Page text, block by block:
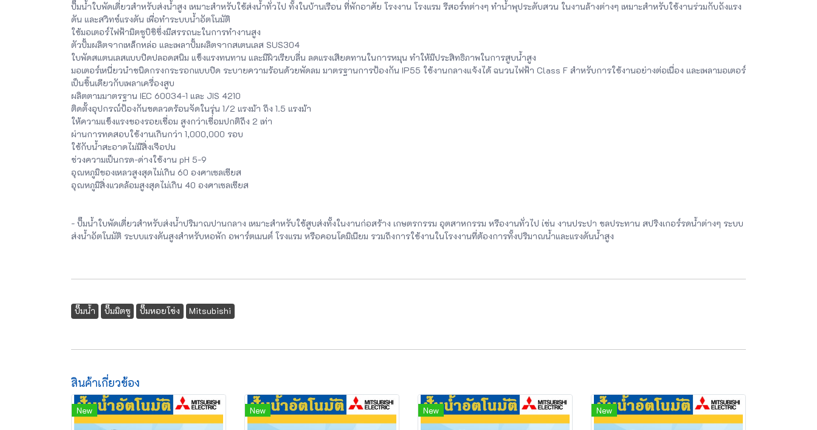
ปั๊มน้ำใบพัดเดี่ยวสำหรับส่งน้ำสูง เหมาะสำหรับใช้ส่งน้ำทั่วไป ทั้งในบ้านเรือน ที่พักอาศัย โรงงาน โรงแรม รีสอร์ทต่างๆ ทำน้ำพุประดับสวน ในงานล้างต่างๆ เหมาะสำหรับใช้งานร่วมกับถังแรง
ดัน และสวิทซ์แรงดัน เพื่อทำระบบน้ำอัตโนมัติ
ใช้มอเตอร์ไฟฟ้ามิตซูบิชิซึ่งมีสรรถนะในการทำงานสูง
ตัวปั้มผลิตจากเหล็กหล่อ และเพลาปั้มผลิตจากสเตนเลส SUS304
ใบพัดสแตนเลสแบบปิดปลอดสนิม แข็งแรงทนทาน และมีผิวเรียบลื่น ลดแรงเสียดทานในการหมุน ทำให้มีประสิทธิภาพในการสูบน้ำสูง
มอเตอร์เหนี่ยวนำชนิดกรงกระรอกแบบปิด ระบายความร้อนด้วยพัดลม มาตรฐานการป้องกัน IP55 ใช้งานกลางแจ้งได้ ฉนวนไฟฟ้า Class F สำหรับการใช้งานอย่างต่อเนื่อง และเพลามอเตอร์
เป็นชิ้นเดียวกับเพลาเครื่องสูบ
ผลิตตามมาตรฐาน IEC 60034-1 และ JIS 4210
ติดตั้งอุปกรณ์ป้องกันขดลวดร้อนจัดในรุ่น 1/2 แรงม้า ถึง 1.5 แรงม้า
ให้ความแข็งแรงของรอยเชื่อม สูงกว่าเชื่อมปกติถึง 2 เท่า
ผ่านการทดสอบใช้งานเกินกว่า 1,000,000 รอบ
ใช้กับน้ำสะอาดไม่มีสิ่งเจือปน
ช่วงความเป็นกรด-ด่างใช้งาน pH 5-9
อุณหภูมิของเหลวสูงสุดไม่เกิน 60 องศาเซลเซียส
อุณหภูมิสิ่งแวดล้อมสูงสุดไม่เกิน 40 องศาเซลเซียส
- ปั๊มน้ำใบพัดเดี่ยวสำหรับส่งน้ำปริมาณปานกลาง เหมาะสำหรับใช้สูบส่งทั้งในงานก่อสร้าง เกษตรกรรม อุตสาหกรรม หรืองานทั่วไป เ่ช่น งานประปา ชลประทาน สปริงเกอร์รดน้ำต่างๆ ระบบ
ส่งน้ำอัตโนมัติ ระบบแรงดันสูงสำหรับหอพัก อพาร์ตเมนต์ โรงแรม หรือคอนโดมิเนียม รวมถึงการใช้งานในโรงงานที่ต้องการทั้งปริมาณน้ำและแรงดันน้ำสูง
ปั๊มน้ำ ปั๊มมิตซู ปั๊มหอยโข่ง Mitsubishi
สินค้าเกี่ยวข้อง
New New New New